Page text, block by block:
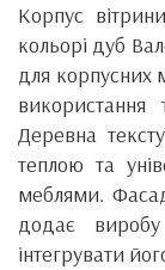
Корпус
кольорі дуб
для корпусних
Деревна
теплою та
меблями.
додає виробу
інтегрувати